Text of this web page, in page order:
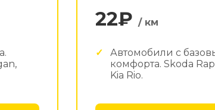
22₽ / км
Автомобили с
комфорта. Skoda
Kia Rio.